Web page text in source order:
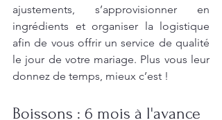
ajustements, s’approvisionner en
ingrédients et organiser la logistique
afin de vous offrir un service de qualité
le jour de votre mariage. Plus vous leur
donnez de temps, mieux c’est !
Boissons : 6 mois à l'avance